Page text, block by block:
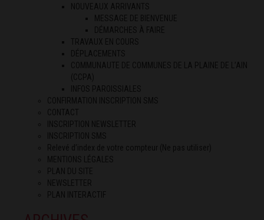
NOUVEAUX ARRIVANTS
MESSAGE DE BIENVENUE
DÉMARCHES À FAIRE
TRAVAUX EN COURS
DÉPLACEMENTS
COMMUNAUTE DE COMMUNES DE LA PLAINE DE L’AIN
(CCPA)
INFOS PAROISSIALES
CONFIRMATION INSCRIPTION SMS
CONTACT
INSCRIPTION NEWSLETTER
INSCRIPTION SMS
Relevé d’index de votre compteur (Ne pas utiliser)
MENTIONS LÉGALES
PLAN DU SITE
NEWSLETTER
PLAN INTERACTIF